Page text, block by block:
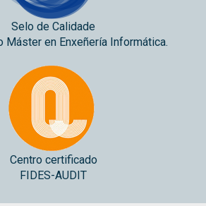
Selo de Calidade
Máster en Enxeñería Informática.
Centro certificado
FIDES-AUDIT